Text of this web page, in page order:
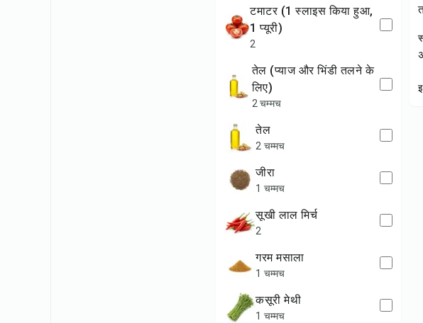
टमाटर (1 स्लाइस किया हुआ,
1 प्यूरी)
2
तेल (प्याज और भिंडी तलने के
लिए)
2 चम्मच
तेल
2 चम्मच
जीरा
1 चम्मच
सूखी लाल मिर्च
2
गरम मसाला
1 चम्मच
कसूरी मेथी
1 चम्मच